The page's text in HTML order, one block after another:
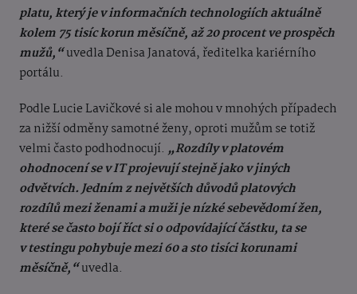
platu, který je v informačních technologiích aktuálně
kolem 75 tisíc korun měsíčně, až 20 procent ve prospěch
mužů,“uvedla Denisa Janatová, ředitelka kariérního
portálu.
Podle Lucie Lavičkové si ale mohou v mnohých případech
za nižší odměny samotné ženy, oproti mužům se totiž
velmi často podhodnocují. „Rozdíly v platovém
ohodnocení se v IT projevují stejně jako v jiných
odvětvích. Jedním z největších důvodů platových
rozdílů mezi ženami a muži je nízké sebevědomí žen,
které se často bojí říct si o odpovídající částku, ta se
v testingu pohybuje mezi 60 a sto tisíci korunami
měsíčně,“uvedla.